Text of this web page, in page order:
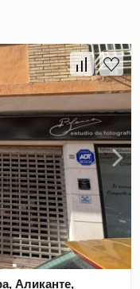
Аликанте,